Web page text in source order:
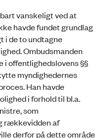
vanskeligt ved at
havde fundet grundlag
i de to undtagne
Ombudsmanden
offentlighedslovens §§
myndighedernes
Han havde
i forhold til bl.a.
som
rækkevidden af
derfor på dette område